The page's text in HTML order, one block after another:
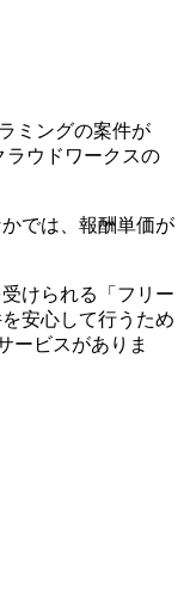
ミングの案件が
ラウドワークスの
では、報酬単価が
けられる「フリー
安心して行うため
ービスがありま